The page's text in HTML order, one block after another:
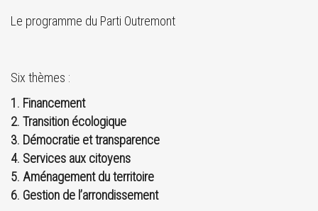
Le programme du Parti Outremont
Six thèmes :
1. Financement
2. Transition écologique
3. Démocratie et transparence
4. Services aux citoyens
5. Aménagement du territoire
6. Gestion de l’arrondissement